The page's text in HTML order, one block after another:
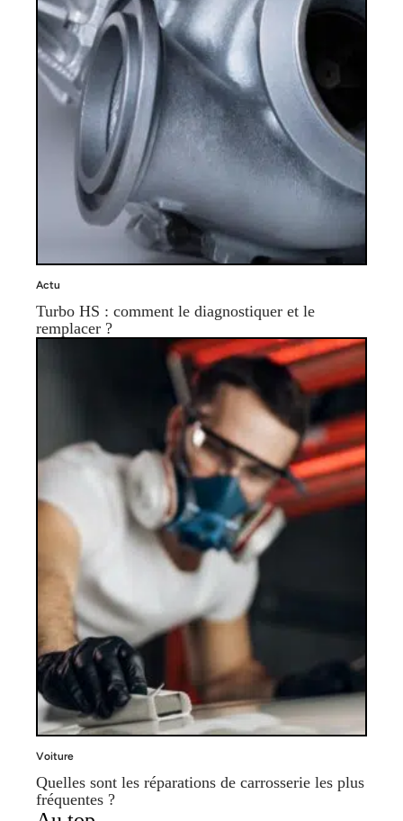
Actu
Turbo HS : comment le diagnostiquer et le
remplacer ?
Voiture
Quelles sont les réparations de carrosserie les plus
fréquentes ?